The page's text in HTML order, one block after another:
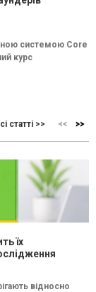
системою Core
курс
статті >>
їх
відносно